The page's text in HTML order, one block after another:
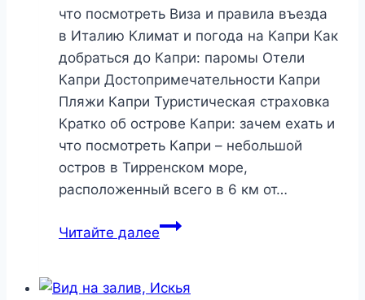
что посмотреть Виза и правила въезда
в Италию Климат и погода на Капри Как
добраться до Капри: паромы Отели
Капри Достопримечательности Капри
Пляжи Капри Туристическая страховка
Кратко об острове Капри: зачем ехать и
что посмотреть Капри – небольшой
остров в Тирренском море,
расположенный всего в 6 км от…
Читайте далееКапри,
как